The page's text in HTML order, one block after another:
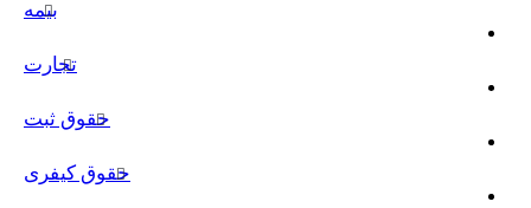
بیمه
تجارت
حقوق ثبت
حقوق کیفری